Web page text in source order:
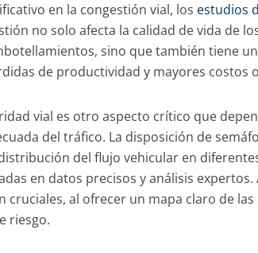
en la congestión vial, los estudios
no solo afecta la calidad de vida de
sino que también tiene
de productividad y mayores costos
vial es otro aspecto crítico que
del tráfico. La disposición de
del flujo vehicular en
en datos precisos y análisis
cruciales, al ofrecer un mapa claro de
riesgo.